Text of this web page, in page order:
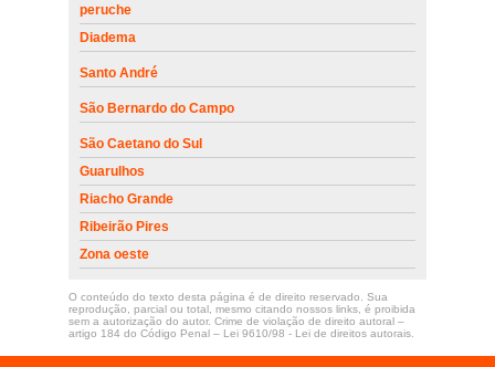
peruche
Diadema
Santo André
São Bernardo do Campo
São Caetano do Sul
Guarulhos
Riacho Grande
Ribeirão Pires
Zona oeste
O conteúdo do texto desta página é de direito reservado. Sua
reprodução, parcial ou total, mesmo citando nossos links, é proibida
sem a autorização do autor. Crime de violação de direito autoral –
artigo 184 do Código Penal – Lei 9610/98 - Lei de direitos autorais.